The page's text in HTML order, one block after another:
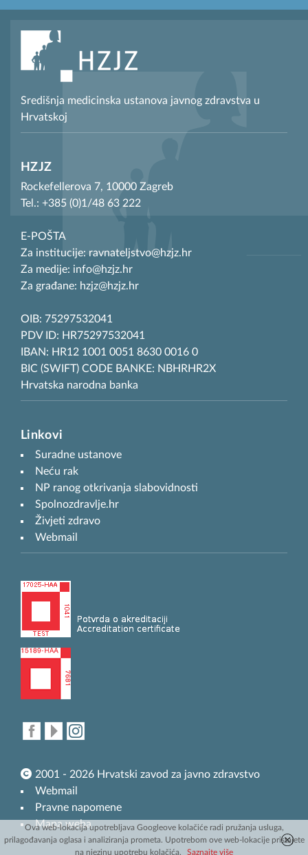
Središnja medicinska ustanova javnog zdravstva u
Hrvatskoj
HZJZ
Rockefellerova 7, 10000 Zagreb
Tel.: +385 (0)1/48 63 222
E-POŠTA
Za institucije: ravnateljstvo@hzjz.hr
Za medije: info@hzjz.hr
Za građane: hzjz@hzjz.hr
OIB: 75297532041
PDV ID: HR75297532041
IBAN: HR12 1001 0051 8630 0016 0
BIC (SWIFT) CODE BANKE: NBHRHR2X
Hrvatska narodna banka
Linkovi
Suradne ustanove
Neću rak
NP ranog otkrivanja slabovidnosti
Spolnozdravlje.hr
Živjeti zdravo
Webmail
2001 - 2026 Hrvatski zavod za javno zdravstvo
Webmail
Pravne napomene
Mapa weba
Ova web-lokacija upotrebljava Googleove kolačiće radi pružanja usluga,
prilagođavanja oglasa i analiziranja prometa. Upotrebom ove web-lokacije pristajete
na njezinu upotrebu kolačića.
Saznajte više